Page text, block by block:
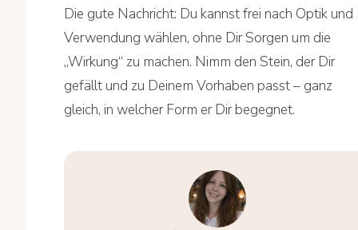
Die gute Nachricht: Du kannst frei nach Optik und
Verwendung wählen, ohne Dir Sorgen um die
„Wirkung“ zu machen. Nimm den Stein, der Dir
gefällt und zu Deinem Vorhaben passt – ganz
gleich, in welcher Form er Dir begegnet.